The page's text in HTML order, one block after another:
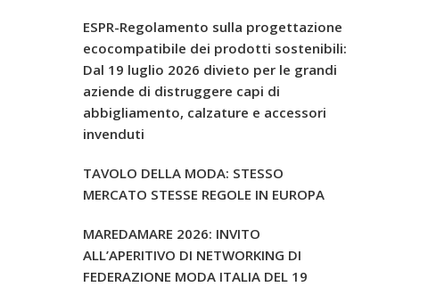
ESPR-Regolamento sulla progettazione
ecocompatibile dei prodotti sostenibili:
Dal 19 luglio 2026 divieto per le grandi
aziende di distruggere capi di
abbigliamento, calzature e accessori
invenduti
TAVOLO DELLA MODA: STESSO
MERCATO STESSE REGOLE IN EUROPA
MAREDAMARE 2026: INVITO
ALL’APERITIVO DI NETWORKING DI
FEDERAZIONE MODA ITALIA DEL 19